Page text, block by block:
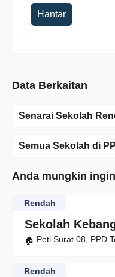
Hantar
Data Berkaitan
Senarai Sekolah
Semua Sekolah di
Anda mungkin
Sekolah
Rendah
Peti Surat 08, PPD
Rendah